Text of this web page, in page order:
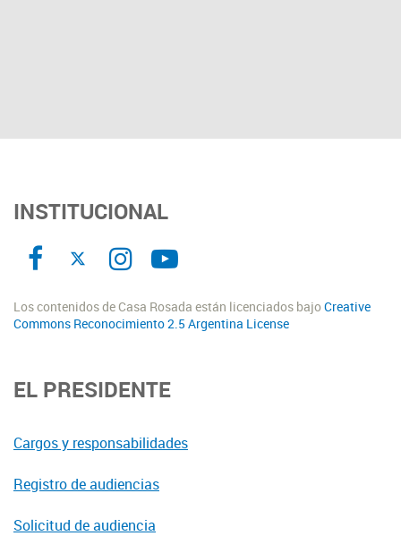
INSTITUCIONAL
Los contenidos de Casa Rosada están licenciados bajoCreative
Commons Reconocimiento 2.5 Argentina License
EL PRESIDENTE
Cargos y responsabilidades
Registro de audiencias
Solicitud de audiencia